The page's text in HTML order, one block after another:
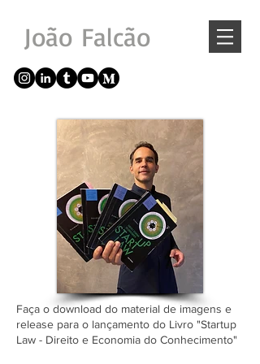
João Falcão
Faça o download do material de imagens e
release para o lançamento do Livro "Startup
Law - Direito e Economia do Conhecimento"